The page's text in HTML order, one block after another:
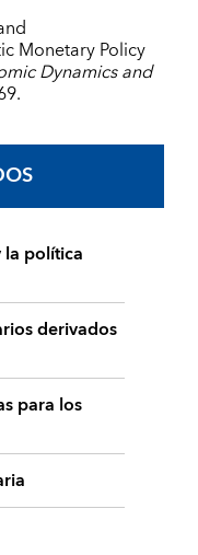
Monetary Policy
Dynamics and
la política
derivados
para los